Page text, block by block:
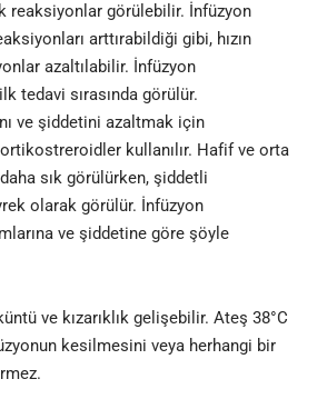
reaksiyonlar görülebilir. İnfüzyon
arttırabildiği gibi, hızın
azaltılabilir. İnfüzyon
tedavi sırasında görülür.
ve şiddetini azaltmak için
kullanılır. Hafif ve orta
sık görülürken, şiddetli
olarak görülür. İnfüzyon
ve şiddetine göre şöyle
ve kızarıklık gelişebilir. Ateş 38°C
kesilmesini veya herhangi bir